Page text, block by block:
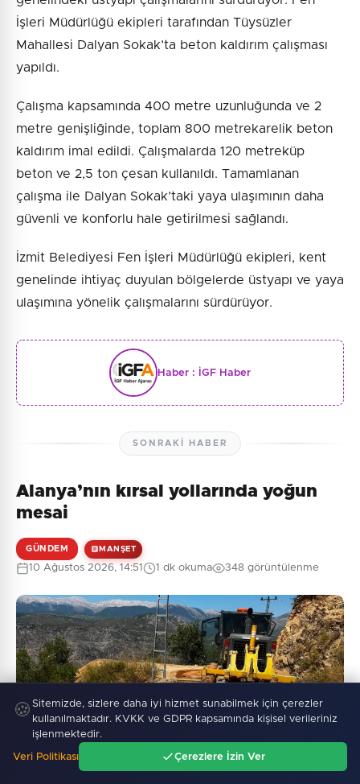
İşleri Müdürlüğü ekipleri tarafından Tüysüzler
Mahallesi Dalyan Sokak’ta beton kaldırım çalışması
yapıldı.
Çalışma kapsamında 400 metre uzunluğunda ve 2
metre genişliğinde, toplam 800 metrekarelik beton
kaldırım imal edildi. Çalışmalarda 120 metreküp
beton ve 2,5 ton çesan kullanıldı. Tamamlanan
çalışma ile Dalyan Sokak’taki yaya ulaşımının daha
güvenli ve konforlu hale getirilmesi sağlandı.
İzmit Belediyesi Fen İşleri Müdürlüğü ekipleri, kent
genelinde ihtiyaç duyulan bölgelerde üstyapı ve yaya
ulaşımına yönelik çalışmalarını sürdürüyor.
Haber : İGF Haber
SONRAKI HABER
Alanya’nın kırsal yollarında yoğun
mesai
GÜNDEM MANŞET
10 Ağustos 2026, 14:51 1 dk okuma 348 görüntülenme
🍪 Sitemizde, sizlere daha iyi hizmet sunabilmek için çerezler
kullanılmaktadır. KVKK ve GDPR kapsamında kişisel verileriniz
işlenmektedir.
Veri Politikası Çerezlere İzin Ver
Gündem Ara Menü